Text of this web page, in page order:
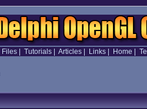
Files| Tutorials| Articles| Links| Home